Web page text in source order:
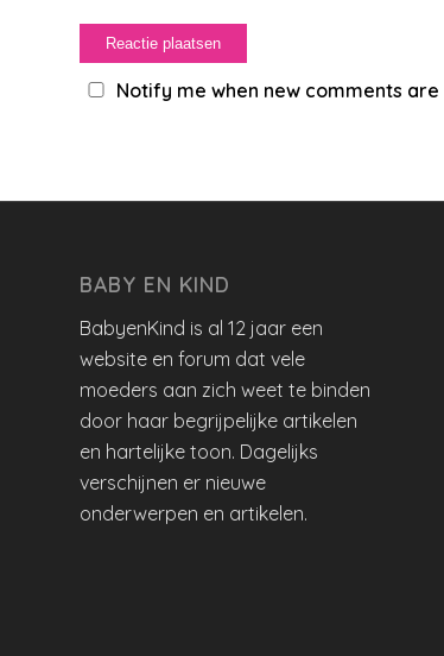
Notify me when new comments are
BABY EN KIND
BabyenKind is al 12 jaar een
website en forum dat vele
moeders aan zich weet te binden
door haar begrijpelijke artikelen
en hartelijke toon. Dagelijks
verschijnen er nieuwe
onderwerpen en artikelen.